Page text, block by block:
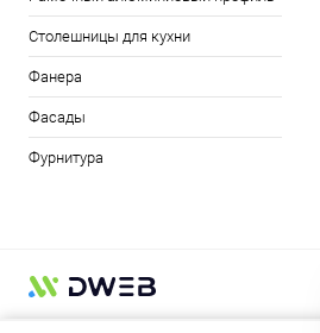
Столешницы для кухни
Фанера
Фасады
Фурнитура